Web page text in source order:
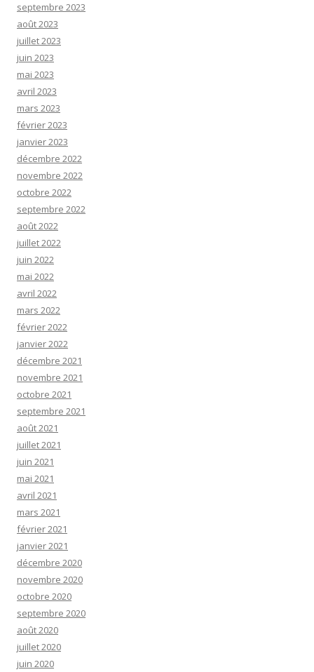
septembre 2023
août 2023
juillet 2023
juin 2023
mai 2023
avril 2023
mars 2023
février 2023
janvier 2023
décembre 2022
novembre 2022
octobre 2022
septembre 2022
août 2022
juillet 2022
juin 2022
mai 2022
avril 2022
mars 2022
février 2022
janvier 2022
décembre 2021
novembre 2021
octobre 2021
septembre 2021
août 2021
juillet 2021
juin 2021
mai 2021
avril 2021
mars 2021
février 2021
janvier 2021
décembre 2020
novembre 2020
octobre 2020
septembre 2020
août 2020
juillet 2020
juin 2020